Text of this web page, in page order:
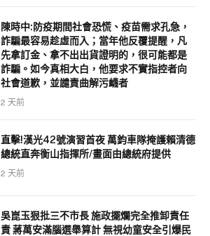
陳時中:防疫期間社會恐慌、疫苗需求孔急，
詐騙最容易趁虛而入；當年他反覆提醒，凡
先拿訂金、拿不出出貨證明的，很可能都是
詐騙。如今真相大白，他要求不實指控者向
社會道歉，並譴責曲解污衊者
2 天前
直擊!漢光42號演習首夜 萬鈞車隊掩護賴清德
總統直奔衡山指揮所/畫面由總統府提供
2 天前
吳崑玉狠批三不市長 施政擺爛完全推卸責任
責 蔣萬安滿腦選舉算計 無視幼童安全引爆民